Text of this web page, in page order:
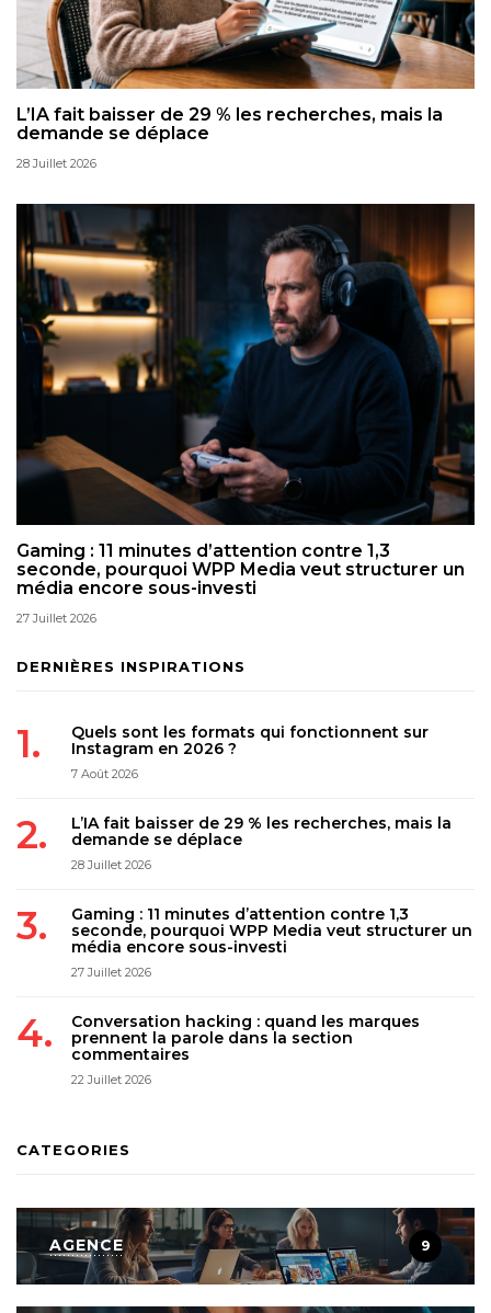
L’IA fait baisser de 29 % les recherches, mais la
demande se déplace
28 Juillet 2026
Gaming : 11 minutes d’attention contre 1,3
seconde, pourquoi WPP Media veut structurer un
média encore sous-investi
27 Juillet 2026
DERNIÈRES INSPIRATIONS
Quels sont les formats qui fonctionnent sur
Instagram en 2026 ?
7 Août 2026
L’IA fait baisser de 29 % les recherches, mais la
demande se déplace
28 Juillet 2026
Gaming : 11 minutes d’attention contre 1,3
seconde, pourquoi WPP Media veut structurer un
média encore sous-investi
27 Juillet 2026
Conversation hacking : quand les marques
prennent la parole dans la section
commentaires
22 Juillet 2026
CATEGORIES
AGENCE 9